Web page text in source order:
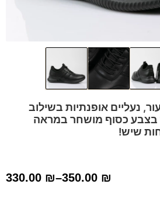
נעליים אופנתיות בשילוב
בצבע כסוף מושחר במראה
שיש!
ידועות באיכות החומרים הגבוהה
330.00 ₪–350.00 ₪